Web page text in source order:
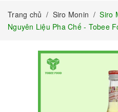
Trang chủ / Siro Monin / Siro
Nguyên Liệu Pha Chế - Tobee